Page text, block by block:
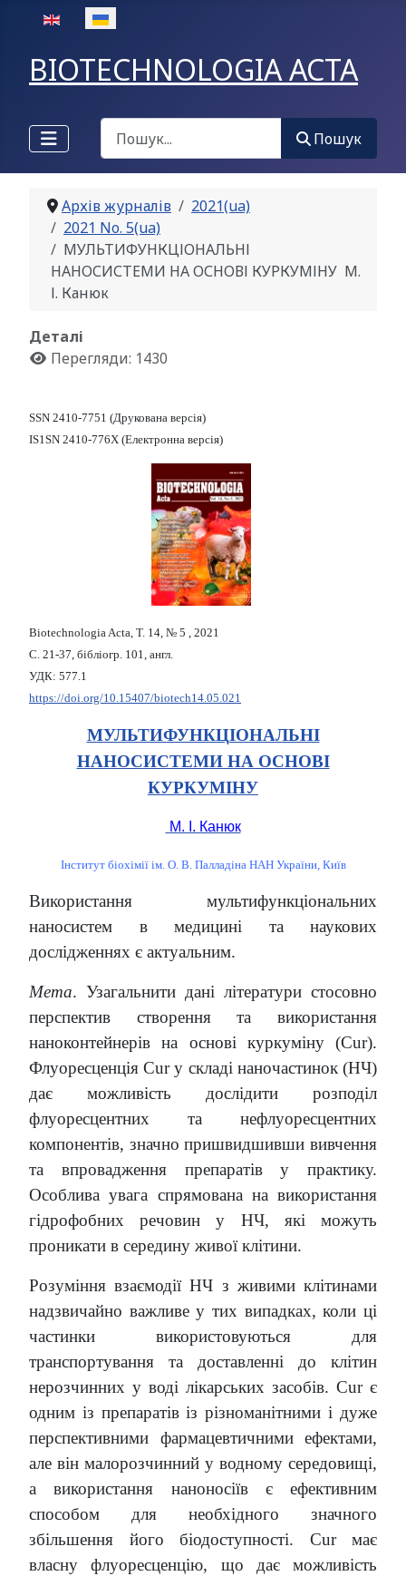
Оберіть свою мову
BIOTECHNOLOGIA ACTA
Пошук
Пошук
Архів журналів
2021(ua)
2021 No. 5(ua)
МУЛЬТИФУНКЦІОНАЛЬНІ
НАНОСИСТЕМИ НА ОСНОВІ КУРКУМІНУ М.
І. Канюк
Деталі
Перегляди: 1430
SSN 2410-7751 (Друкована версія)
IS1SN 2410-776X (Електронна версія)
Biotechnologia Acta, Т. 14, № 5 , 2021
С. 21-37, бібліогр. 101, англ.
УДК: 577.1
https://doi.org/10.15407/biotech14.05.021
МУЛЬТИФУНКЦІОНАЛЬНІ
НАНОСИСТЕМИ НА ОСНОВІ
КУРКУМІНУ
М. І. Канюк
Інститут біохімії ім. О. В. Палладіна НАН України, Київ
Використання мультифункціональних
наносистем в медицині та наукових
дослідженнях є актуальним.
Мета. Узагальнити дані літератури стосовно
перспектив створення та використання
наноконтейнерів на основі куркуміну (Cur).
Флуоресценція Cur у складі наночастинок (НЧ)
дає можливість дослідити розподіл
флуоресцентних та нефлуоресцентних
компонентів, значно пришвидшивши вивчення
та впровадження препаратів у практику.
Особлива увага спрямована на використання
гідрофобних речовин у НЧ, які можуть
проникати в середину живої клітини.
Розуміння взаємодії НЧ з живими клітинами
надзвичайно важливе у тих випадках, коли ці
частинки використовуються для
транспортування та доставленні до клітин
нерозчинних у воді лікарських засобів. Cur є
одним із препаратів із різноманітними і дуже
перспективними фармацевтичними ефектами,
але він малорозчинний у водному середовищі,
а використання наноносіїв є ефективним
способом для необхідного значного
збільшення його біодоступності. Cur має
власну флуоресценцію, що дає можливість